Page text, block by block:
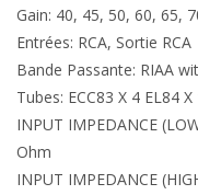
Gain: 40, 45, 50, 60, 65,
Entrées: RCA, Sortie RCA
Bande Passante: RIAA
Tubes: ECC83 X 4 EL84 X
INPUT IMPEDANCE
Ohm
INPUT IMPEDANCE